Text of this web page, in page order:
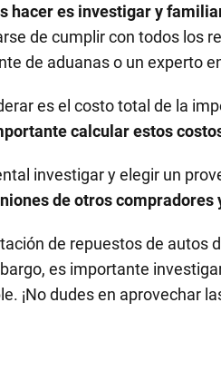
hacer es investigar y
de cumplir con todos los
de aduanas o un experto
es el costo total de la
calcular estos
investigar y elegir un
de otros
de repuestos de autos
es importante
¡No dudes en aprovechar